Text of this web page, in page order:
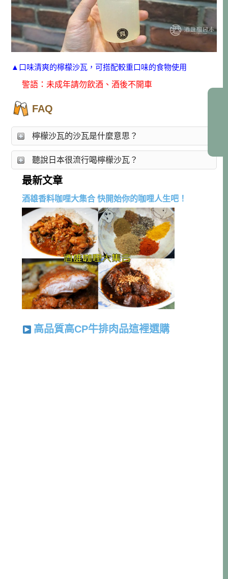
▲口味清爽的檸檬沙瓦，可搭配較重口味的食物使用
警語：未成年請勿飲酒、酒後不開車
FAQ
檸檬沙瓦的沙瓦是什麼意思？
聽說日本很流行喝檸檬沙瓦？
最新文章
酒雄香料咖哩大集合 快開始你的咖哩人生吧！
高品質高CP牛排肉品這裡選購